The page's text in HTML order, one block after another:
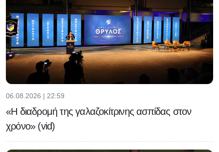
06.08.2026 | 22:59
«Η διαδρομή της γαλαζοκίτρινης ασπίδας στον
χρόνο» (vid)